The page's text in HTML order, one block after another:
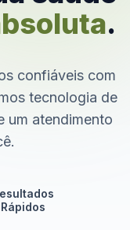
.
confiáveis com
tecnologia de
um atendimento
Rápidos